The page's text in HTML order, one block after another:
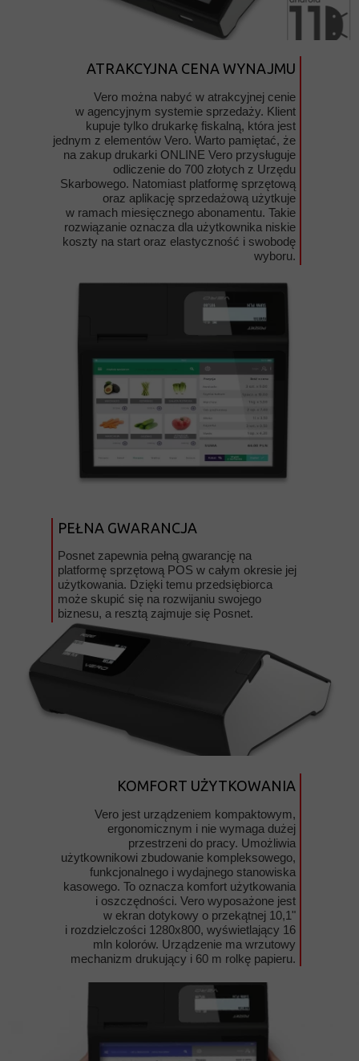
Vero jest urządzeniem kompaktowym,
ergonomicznym i nie wymaga dużej
przestrzeni do pracy. Umożliwia
użytkownikowi zbudowanie kompleksowego,
funkcjonalnego i wydajnego stanowiska
kasowego. To oznacza komfort użytkowania
i oszczędności. Vero wyposażone jest
w ekran dotykowy o przekątnej 10,1"
i rozdzielczości 1280x800, wyświetlający 16
mln kolorów. Urządzenie ma wrzutowy
mechanizm drukujący i 60 m rolkę papieru.
KOMFORT UŻYTKOWANIA
Vero można nabyć w atrakcyjnej cenie
w agencyjnym systemie sprzedaży. Klient
kupuje tylko drukarkę fiskalną, która jest
jednym z elementów Vero. Warto pamiętać, że
na zakup drukarki ONLINE Vero przysługuje
odliczenie do 700 złotych z Urzędu
Skarbowego. Natomiast platformę sprzętową
oraz aplikację sprzedażową użytkuje
w ramach miesięcznego abonamentu. Takie
rozwiązanie oznacza dla użytkownika niskie
koszty na start oraz elastyczność i swobodę
wyboru.
ATRAKCYJNA CENA WYNAJMU
Posnet zapewnia pełną gwarancję na
platformę sprzętową POS w całym okresie jej
użytkowania. Dzięki temu przedsiębiorca
może skupić się na rozwijaniu swojego
biznesu, a resztą zajmuje się Posnet.
PEŁNA GWARANCJA